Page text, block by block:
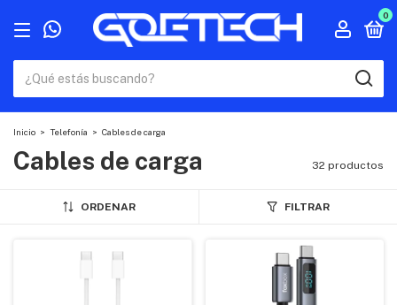
0
Inicio > Telefonía > Cables de carga
Cables de carga 32 productos
ORDENAR FILTRAR